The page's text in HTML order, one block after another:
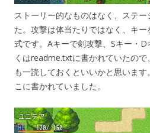
ストーリー的なものはなく、ステ
た。攻撃は体当たりではなく、キ
式です。Aキーで剣攻撃、Sキー・
くはreadme.txtに書かれていたの
も一読しておくといいかと思いま
こに書かれていました。